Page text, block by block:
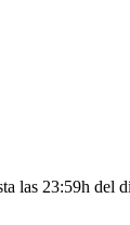
las 23:59h del